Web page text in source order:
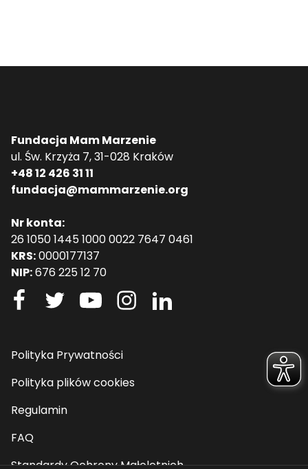
Fundacja Mam Marzenie
ul. Św. Krzyża 7, 31-028 Kraków
+48 12 426 31 11
fundacja@mammarzenie.org
Nr konta:
26 1050 1445 1000 0022 7647 0461
KRS:0000177137
NIP:676 225 12 70
Polityka Prywatności
Polityka plików cookies
Regulamin
FAQ
Standardy Ochrony Małoletnich